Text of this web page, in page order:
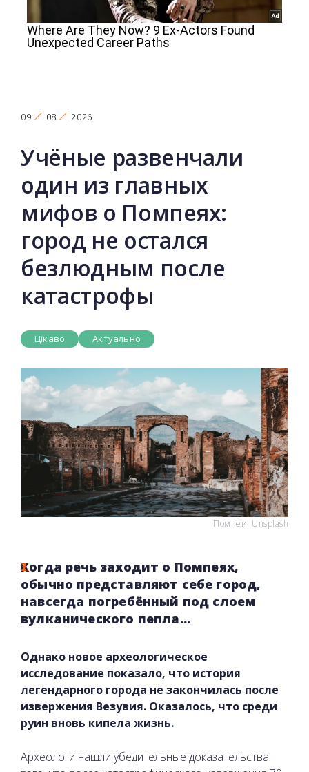
09 08 2026
Учёные развенчали
один из главных
мифов о Помпеях:
город не остался
безлюдным после
катастрофы
Цікаво Актуально
Помпеи. Unsplash
Когда речь заходит о Помпеях,
обычно представляют себе город,
навсегда погребённый под слоем
вулканического пепла...
Однако новое археологическое
исследование показало, что история
легендарного города не закончилась после
извержения Везувия. Оказалось, что среди
руин вновь кипела жизнь.
Археологи нашли убедительные доказательства